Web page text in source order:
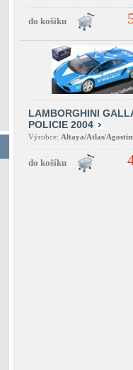
LAMBORGHINI
POLICIE 2004
Výrobce: Altaya/Atlas/